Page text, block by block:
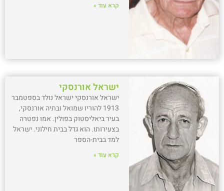
קרא עוד »
ישראל אורנסקי
ישראל אורנסקי ישראל נולד בספטמבר
1913 להוריו שמואל ובתיה אורנסקי,
בעיר ביאליסטוק בפולין. אמו נפטרה
בצעירותו. הוא גדל בבית חילוני. ישראל
למד בבית-הספר
קרא עוד »